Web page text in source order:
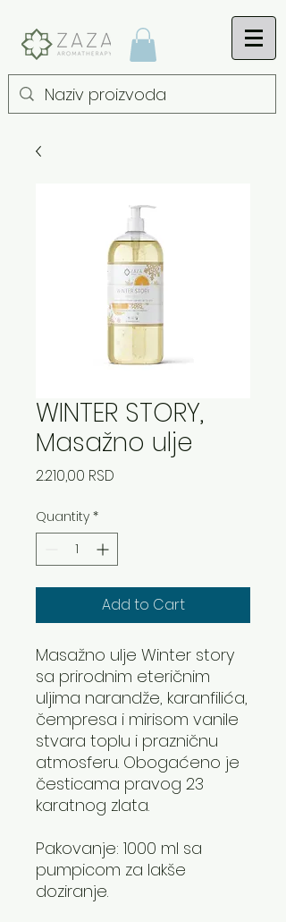
WINTER STORY,
Masažno ulje
2.210,00 RSD
Quantity *
Add to Cart
Masažno ulje Winter story
sa prirodnim eteričnim
uljima narandže, karanfilića,
čempresa i mirisom vanile
stvara toplu i prazničnu
atmosferu. Obogaćeno je
česticama pravog 23
karatnog zlata.
Pakovanje: 1000 ml sa
pumpicom za lakše
doziranje.